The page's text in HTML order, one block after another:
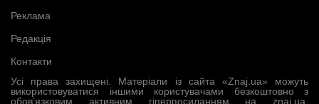
Усі права захищені. Матеріали із сайта «Znaj.ua» можуть
використовуватися іншими користувачами безкоштовно з
обов’язковим активним гіперпосиланням на znaj.ua,
Реклама
Редакція
Контакти